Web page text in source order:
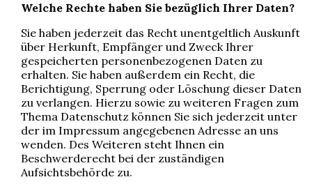
Welche Rechte haben Sie bezüglich Ihrer Daten?
Sie haben jederzeit das Recht unentgeltlich Auskunft
über Herkunft, Empfänger und Zweck Ihrer
gespeicherten personenbezogenen Daten zu
erhalten. Sie haben außerdem ein Recht, die
Berichtigung, Sperrung oder Löschung dieser Daten
zu verlangen. Hierzu sowie zu weiteren Fragen zum
Thema Datenschutz können Sie sich jederzeit unter
der im Impressum angegebenen Adresse an uns
wenden. Des Weiteren steht Ihnen ein
Beschwerderecht bei der zuständigen
Aufsichtsbehörde zu.